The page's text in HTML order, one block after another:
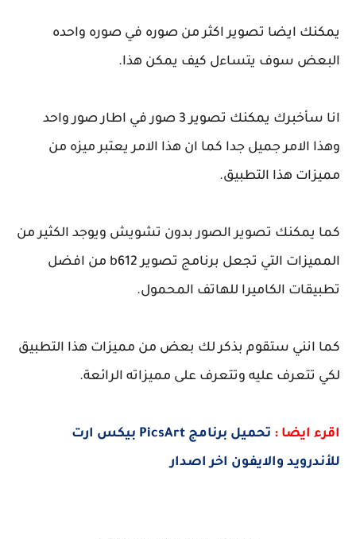
يمكنك ايضا تصوير اكثر من صوره في صوره واحده
البعض سوف يتساءل كيف يمكن هذا.
انا سأخبرك يمكنك تصوير 3 صور في اطار صور واحد
وهذا الامر جميل جدا كما ان هذا الامر يعتبر ميزه من
مميزات هذا التطبيق.
كما يمكنك تصوير الصور بدون تشويش ويوجد الكثير من
المميزات التي تجعل برنامج تصوير b612 من افضل
تطبيقات الكاميرا للهاتف المحمول.
كما انني ستقوم بذكر لك بعض من مميزات هذا التطبيق
لكي تتعرف عليه وتتعرف على مميزاته الرائعة.
اقرء ايضا :
تحميل برنامج PicsArt بيكس ارت
للأندرويد والايفون اخر اصدار